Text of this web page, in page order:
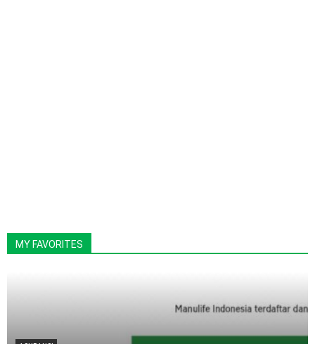
MY FAVORITES